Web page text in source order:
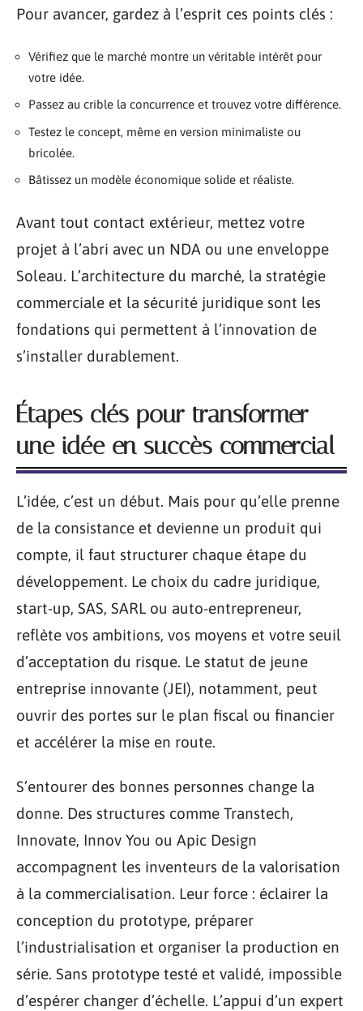
Pour avancer, gardez à l’esprit ces points clés :
Vérifiez que le marché montre un véritable intérêt pour
votre idée.
Passez au crible la concurrence et trouvez votre différence.
Testez le concept, même en version minimaliste ou
bricolée.
Bâtissez un modèle économique solide et réaliste.
Avant tout contact extérieur, mettez votre
projet à l’abri avec un NDA ou une enveloppe
Soleau. L’architecture du marché, la stratégie
commerciale et la sécurité juridique sont les
fondations qui permettent à l’innovation de
s’installer durablement.
Étapes clés pour transformer
une idée en succès commercial
L’idée, c’est un début. Mais pour qu’elle prenne
de la consistance et devienne un produit qui
compte, il faut structurer chaque étape du
développement. Le choix du cadre juridique,
start-up, SAS, SARL ou auto-entrepreneur,
reflète vos ambitions, vos moyens et votre seuil
d’acceptation du risque. Le statut de jeune
entreprise innovante (JEI), notamment, peut
ouvrir des portes sur le plan fiscal ou financier
et accélérer la mise en route.
S’entourer des bonnes personnes change la
donne. Des structures comme Transtech,
Innovate, Innov You ou Apic Design
accompagnent les inventeurs de la valorisation
à la commercialisation. Leur force : éclairer la
conception du prototype, préparer
l’industrialisation et organiser la production en
série. Sans prototype testé et validé, impossible
d’espérer changer d’échelle. L’appui d’un expert